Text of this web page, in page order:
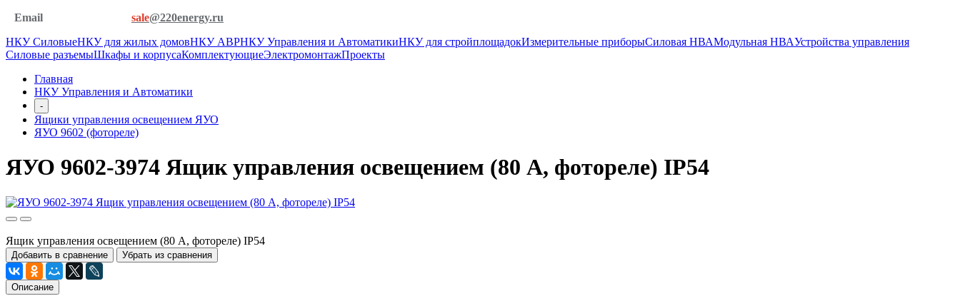
Email
sale@220energy.ru
НКУ СиловыеНКУ для жилых домовНКУ АВРНКУ Управления и АвтоматикиНКУ для стройплощадокИзмерительные приборыСиловая НВАМодульная НВАУстройства управления
Силовые разъемыШкафы и корпусаКомплектующиеЭлектромонтажПроекты
Главная
НКУ Управления и Автоматики
-
Ящики управления освещением ЯУО
ЯУО 9602 (фотореле)
ЯУО 9602-3974 Ящик управления освещением (80 А, фотореле) IP54
Ящик управления освещением (80 А, фотореле) IP54
Добавить в сравнение Убрать из сравнения
Описание